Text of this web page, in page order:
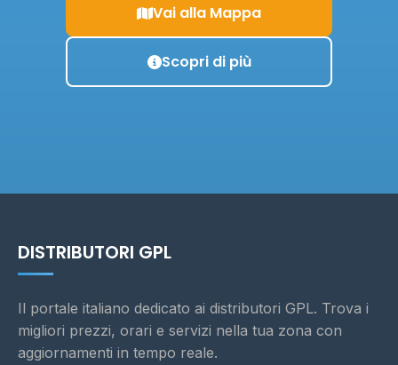
Vai alla Mappa
Scopri di più
DISTRIBUTORI GPL
Il portale italiano dedicato ai distributori GPL. Trova i
migliori prezzi, orari e servizi nella tua zona con
aggiornamenti in tempo reale.